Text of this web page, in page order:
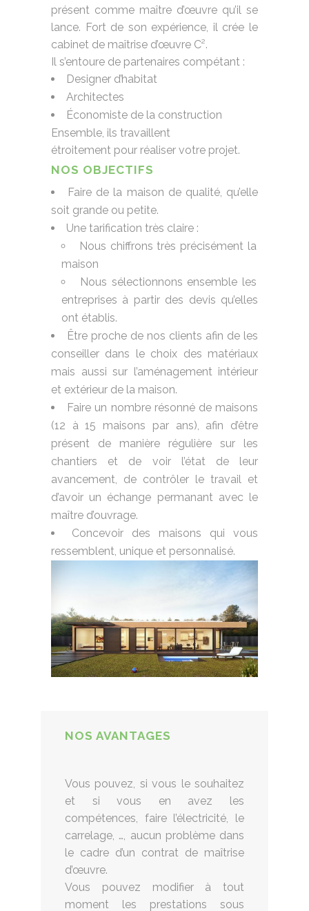
présent comme maître d’œuvre qu’il se
lance. Fort de son expérience, il crée le
cabinet de maîtrise d’œuvre C².
Il s’entoure de partenaires compétant :
Designer d’habitat
Architectes
Économiste de la construction
Ensemble, ils travaillent
étroitement pour réaliser votre projet.
NOS OBJECTIFS
Faire de la maison de qualité, qu’elle
soit grande ou petite.
Une tarification très claire :
Nous chiffrons très précisément la
maison
Nous sélectionnons ensemble les
entreprises à partir des devis qu’elles
ont établis.
Être proche de nos clients afin de les
conseiller dans le choix des matériaux
mais aussi sur l’aménagement intérieur
et extérieur de la maison.
Faire un nombre résonné de maisons
(12 à 15 maisons par ans), afin d’être
présent de manière régulière sur les
chantiers et de voir l’état de leur
avancement, de contrôler le travail et
d’avoir un échange permanant avec le
maître d’ouvrage.
Concevoir des maisons qui vous
ressemblent, unique et personnalisé.
NOS AVANTAGES
Vous pouvez, si vous le souhaitez
et si vous en avez les
compétences, faire l’électricité, le
carrelage, …, aucun problème dans
le cadre d’un contrat de maîtrise
d’œuvre.
Vous pouvez modifier à tout
moment les prestations sous